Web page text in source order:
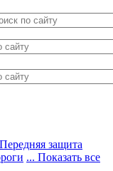
Передняя защита
... Показать все